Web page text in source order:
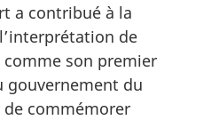
a contribué à la
de
comme son premier
gouvernement du
de commémorer